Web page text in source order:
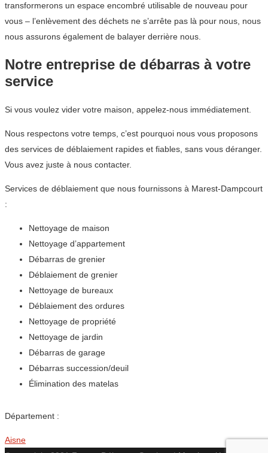
transformerons un espace encombré utilisable de nouveau pour
vous – l’enlèvement des déchets ne s’arrête pas là pour nous, nous
nous assurons également de balayer derrière nous.
Notre entreprise de débarras à votre
service
Si vous voulez vider votre maison, appelez-nous immédiatement.
Nous respectons votre temps, c’est pourquoi nous vous proposons
des services de déblaiement rapides et fiables, sans vous déranger.
Vous avez juste à nous contacter.
Services de déblaiement que nous fournissons à Marest-Dampcourt
:
Nettoyage de maison
Nettoyage d’appartement
Débarras de grenier
Déblaiement de grenier
Nettoyage de bureaux
Déblaiement des ordures
Nettoyage de propriété
Nettoyage de jardin
Débarras de garage
Débarras succession/deuil
Élimination des matelas
Département :
Aisne